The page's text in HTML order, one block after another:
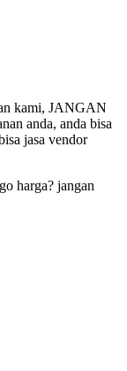
kami, JANGAN
anda, anda bisa
jasa vendor
harga? jangan